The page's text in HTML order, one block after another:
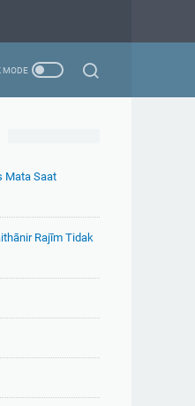
Mata Saat
Rajīm Tidak